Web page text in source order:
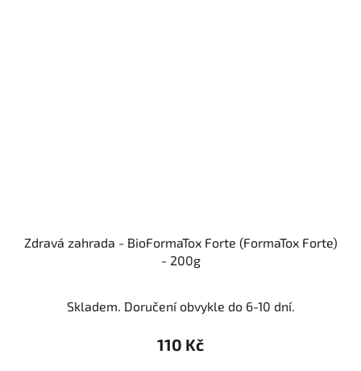
Zdravá zahrada - BioFormaTox Forte (FormaTox Forte)
- 200g
Skladem. Doručení obvykle do 6-10 dní.
110 Kč